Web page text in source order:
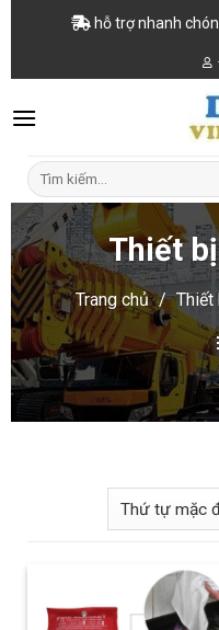
hỗ trợ nhanh
Tìm
kiếm:
Thiết
Trang chủ / Thiết